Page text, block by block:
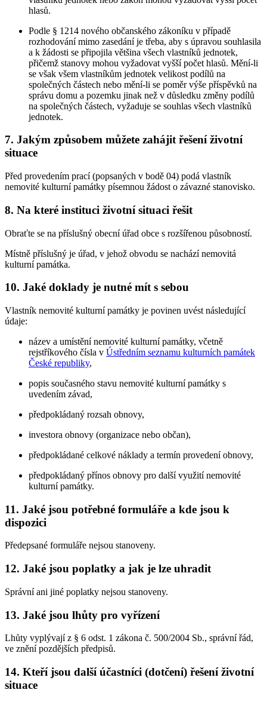
hlasů.
Podle § 1214 nového občanského zákoníku v případě
rozhodování mimo zasedání je třeba, aby s úpravou souhlasila
a k žádosti se připojila většina všech vlastníků jednotek,
přičemž stanovy mohou vyžadovat vyšší počet hlasů. Mění-li
se však všem vlastníkům jednotek velikost podílů na
společných částech nebo mění-li se poměr výše příspěvků na
správu domu a pozemku jinak než v důsledku změny podílů
na společných částech, vyžaduje se souhlas všech vlastníků
jednotek.
7. Jakým způsobem můžete zahájit řešení životní
situace
Před provedením prací (popsaných v bodě 04) podá vlastník
nemovité kulturní památky písemnou žádost o závazné stanovisko.
8. Na které instituci životní situaci řešit
Obraťte se na příslušný obecní úřad obce s rozšířenou působností.
Místně příslušný je úřad, v jehož obvodu se nachází nemovitá
kulturní památka.
10. Jaké doklady je nutné mít s sebou
Vlastník nemovité kulturní památky je povinen uvést následující
údaje:
název a umístění nemovité kulturní památky, včetně
rejstříkového čísla v Ústředním seznamu kulturních památek
České republiky,
popis současného stavu nemovité kulturní památky s
uvedením závad,
předpokládaný rozsah obnovy,
investora obnovy (organizace nebo občan),
předpokládané celkové náklady a termín provedení obnovy,
předpokládaný přínos obnovy pro další využití nemovité
kulturní památky.
11. Jaké jsou potřebné formuláře a kde jsou k
dispozici
Předepsané formuláře nejsou stanoveny.
12. Jaké jsou poplatky a jak je lze uhradit
Správní ani jiné poplatky nejsou stanoveny.
13. Jaké jsou lhůty pro vyřízení
Lhůty vyplývají z § 6 odst. 1 zákona č. 500/2004 Sb., správní řád,
ve znění pozdějších předpisů.
14. Kteří jsou další účastníci (dotčení) řešení životní
situace